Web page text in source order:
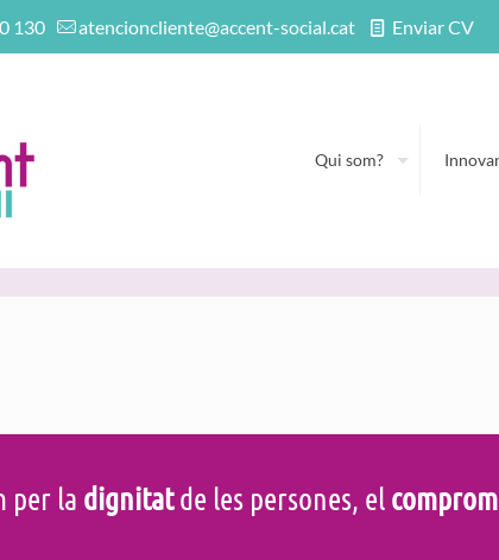
130 atencioncliente@accent-social.cat Enviar CV
Qui som?
per la dignitatde les persones, el